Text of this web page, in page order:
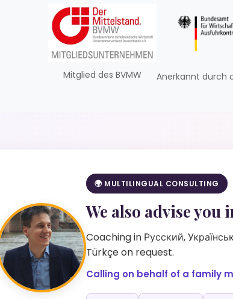
Mitglied des BVMW Anerkannt durch
🌍 MULTILINGUAL CONSULTING
We also advise you
Coaching in Русский,
Türkçe on request.
Calling on behalf of a family